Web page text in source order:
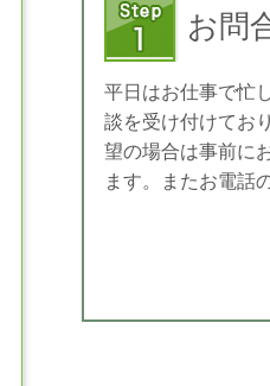
お問
平日はお仕事で忙
談を受け付けてお
望の場合は事前に
ます。またお電話